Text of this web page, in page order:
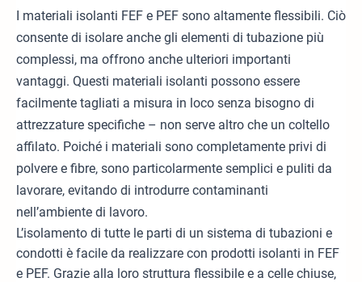
I materiali isolanti FEF e PEF sono altamente flessibili. Ciò
consente di isolare anche gli elementi di tubazione più
complessi, ma offrono anche ulteriori importanti
vantaggi. Questi materiali isolanti possono essere
facilmente tagliati a misura in loco senza bisogno di
attrezzature specifiche – non serve altro che un coltello
affilato. Poiché i materiali sono completamente privi di
polvere e fibre, sono particolarmente semplici e puliti da
lavorare, evitando di introdurre contaminanti
nell’ambiente di lavoro.
L’isolamento di tutte le parti di un sistema di tubazioni e
condotti è facile da realizzare con prodotti isolanti in FEF
e PEF. Grazie alla loro struttura flessibile e a celle chiuse,